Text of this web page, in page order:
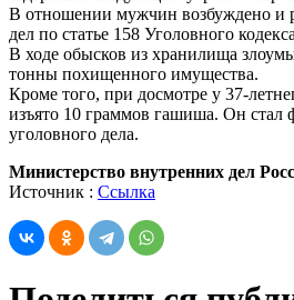
В отношении мужчин возбуждено и
дел по статье 158 Уголовного
В ходе обысков из хранилища
тонны похищенного имущества.
Кроме того, при досмотре у 37-
изъято 10 граммов гашиша. Он стал
уголовного дела.
Министерство внутренних дел
Источник : Ссылка